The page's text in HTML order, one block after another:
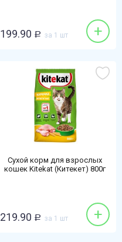
199.90 Р за 1 шт +
Сухой корм для взрослых
кошек Kitekat (Китекет) 800г
219.90 Р за 1 шт +